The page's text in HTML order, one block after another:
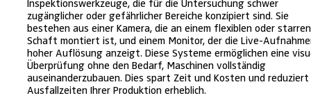
Inspektionswerkzeuge, die für die Untersuchung schwer
zugänglicher oder gefährlicher Bereiche konzipiert sind. Sie
bestehen aus einer Kamera, die an einem flexiblen oder starren
Schaft montiert ist, und einem Monitor, der die Live-
hoher Auflösung anzeigt. Diese Systeme ermöglichen eine
Überprüfung ohne den Bedarf, Maschinen vollständig
auseinanderzubauen. Dies spart Zeit und Kosten und reduziert
Ausfallzeiten Ihrer Produktion erheblich.